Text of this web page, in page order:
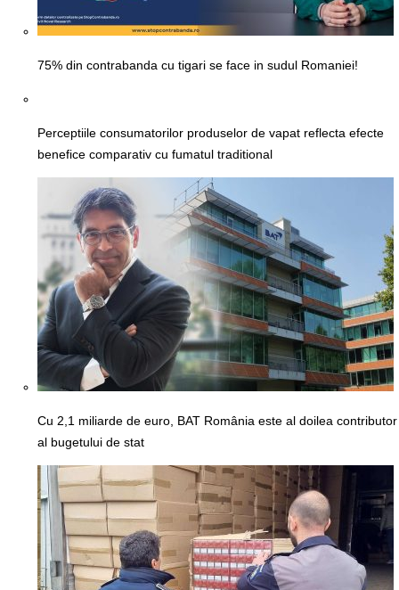
75% din contrabanda cu tigari se face in sudul Romaniei!
Perceptiile consumatorilor produselor de vapat reflecta efecte
benefice comparativ cu fumatul traditional
Cu 2,1 miliarde de euro, BAT România este al doilea contributor
al bugetului de stat